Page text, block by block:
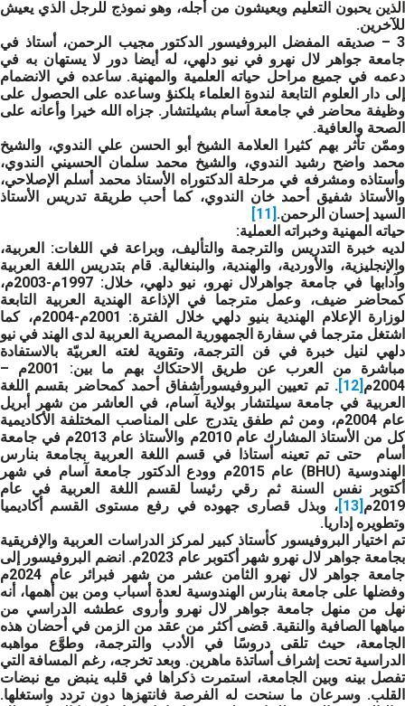
الذين يحبون التعليم ويعيشون من أجله، وهو نموذج للرجل الذي يعيش
للآخرين.
3 – صديقه المفضل البروفيسور الدكتور مجيب الرحمن، أستاذ في
جامعة جواهر لال نهرو في نيو دلهي، له أيضا دور لا يستهان به في
دعمه في جميع مراحل حياته العلمية والمهنية. ساعده في الانضمام
إلى دار العلوم التابعة لندوة العلماء بلكنؤ وساعده على الحصول على
وظيفة محاضر في جامعة آسام بشيلتشار. جزاه الله خيرا وأعانه على
الصحة والعافية.
وممّن تأثر بهم كثيرا العلامة الشيخ أبو الحسن علي الندوي، والشيخ
محمد واضح رشيد الندوي، والشيخ محمد سلمان الحسيني الندوي،
وأستاذه ومشرفه في مرحلة الدكتوراه الأستاذ محمد أسلم الإصلاحي،
والأستاذ شفيق أحمد خان الندوي، كما أحب طريقة تدريس الأستاذ
السيد إحسان الرحمن.
حياته المهنية وخبراته العملية:
لديه خبرة التدريس والترجمة والتأليف، وبراعة في اللغات: العربية،
والإنجليزية، والأوردية، والهندية، والبنغالية. قام بتدريس اللغة العربية
وآدابها في جامعة جواهرلال نهرو، نيو دلهي، خلال: 1997م-2003م،
كمحاضر ضيف، وعمل مترجما في الإذاعة الهندية العربية التابعة
لوزارة الإعلام الهندية بنيو دلهي خلال الفترة: 2001م-2004م، كما
اشتغل مترجما في سفارة الجمهورية المصرية العربية لدى الهند في نيو
دلهي لنيل خبرة في فن الترجمة، وتقوية لغته العربيّة بالاستفادة
مباشرة من العرب عن طريق الاحتكاك بهم ما بين: 2001م –
2004م
. تم تعيين البروفيسورأشفاق أحمد كمحاضر بقسم اللغة
العربية في جامعة سيلتشار بولاية آسام، في العاشر من شهر أبريل
عام 2004م، ومن ثم طفق يتدرج على المناصب المختلفة الأكاديمية
كل من الأستاذ المشارك عام 2010م والأستاذ عام 2013م في جامعة
أسام حتى تم تعينه أستاذا في قسم اللغة العربية بجامعة بنارس
الهندوسية (BHU) عام 2015م وودع الدكتور جامعة آسام في شهر
أكتوبر نفس السنة ثم رقي رئيسا لقسم اللغة العربية في عام
2019م
، وبذل قصارى جهوده في رفع مستوى القسم أكاديميا
وتطويره إداريا.
تم اختيار البروفيسور كأستاذ كبير لمركز الدراسات العربية والإفريقية
بجامعة جواهر لال نهرو شهر أكتوبر عام 2023م. انضم البروفيسور إلى
جامعة جواهر لال نهرو الثامن عشر من شهر فبرائر عام 2024م
وفضلها على جامعة بنارس الهندوسية لعدة أسباب ومن بين أهمها، أنه
نهل من منهل جامعة جواهر لال نهرو وأروى عطشه الدراسي من
مياهها الصافية والنقية. قضى أكثر من عقد من الزمن في أحضان هذه
الجامعة، حيث تلقى دروسًا في الأدب والترجمة، وطوَّع مواهبه
الدراسية تحت إشراف أساتذة ماهرين. وبعد تخرجه، رغم المسافة التي
تفصل بينه وبين الجامعة، استمرت ذكراها في قلبه ينبض مع نبضات
القلب. وسرعان ما سنحت له الفرصة فانتهزها دون تردد واستغلها.